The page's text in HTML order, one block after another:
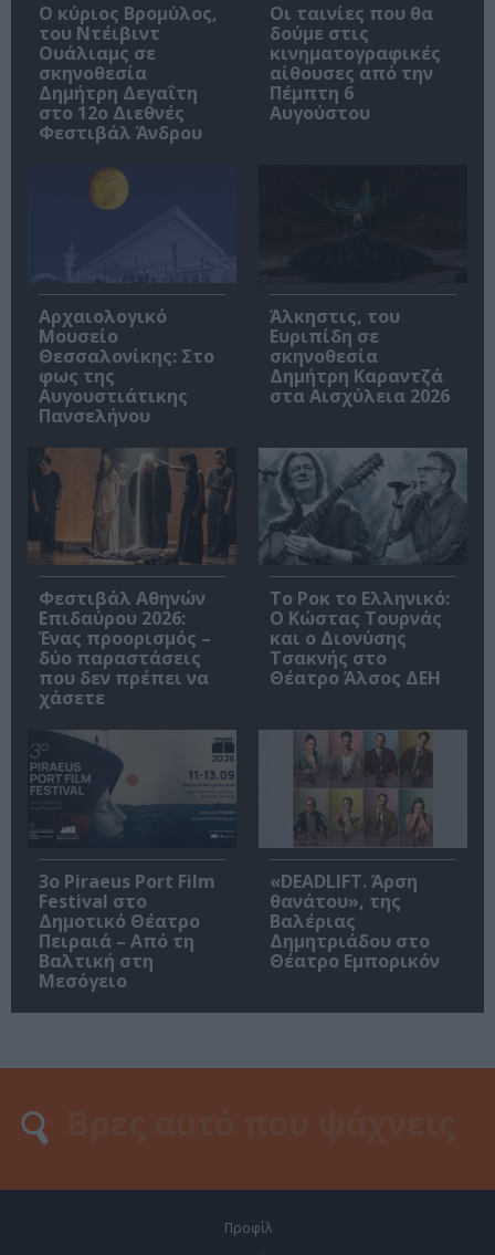
O κύριος Βρομύλος,
του Ντέιβιντ
Ουάλιαμς σε
σκηνοθεσία
Δημήτρη Δεγαΐτη
στο 12ο Διεθνές
Φεστιβάλ Άνδρου
Οι ταινίες που θα
δούμε στις
κινηματογραφικές
αίθουσες από την
Πέμπτη 6
Αυγούστου
Αρχαιολογικό
Μουσείο
Θεσσαλονίκης: Στο
φως της
Αυγουστιάτικης
Πανσελήνου
Άλκηστις, του
Ευριπίδη σε
σκηνοθεσία
Δημήτρη Καραντζά
στα Αισχύλεια 2026
Φεστιβάλ Αθηνών
Επιδαύρου 2026:
Ένας προορισμός –
δύο παραστάσεις
που δεν πρέπει να
χάσετε
Το Ροκ το Ελληνικό:
Ο Κώστας Τουρνάς
και ο Διονύσης
Τσακνής στο
Θέατρο Άλσος ΔΕΗ
3o Piraeus Port Film
Festival στο
Δημοτικό Θέατρο
Πειραιά – Από τη
Βαλτική στη
Μεσόγειο
«DEADLIFT. Άρση
θανάτου», της
Βαλέριας
Δημητριάδου στο
Θέατρο Εμπορικόν
Προφίλ